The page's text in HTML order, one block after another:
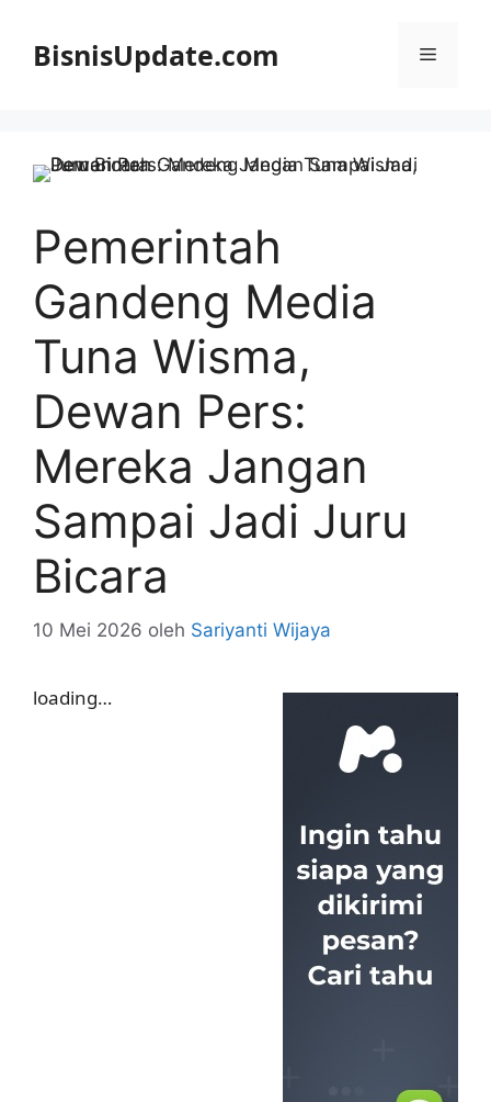
BisnisUpdate.com Menu
Pemerintah
Gandeng Media
Tuna Wisma,
Dewan Pers:
Mereka Jangan
Sampai Jadi Juru
Bicara
10 Mei 2026 oleh Sariyanti Wijaya
loading…